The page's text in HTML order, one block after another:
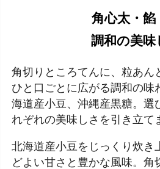
角心太・餡
調和の美味
角切りところてんに、粒あん
ひと口ごとに広がる調和の味
海道産小豆、沖縄産黒糖。選
れぞれの美味しさを引き立て
北海道産小豆をじっくり炊き
どよい甘さと豊かな風味。角